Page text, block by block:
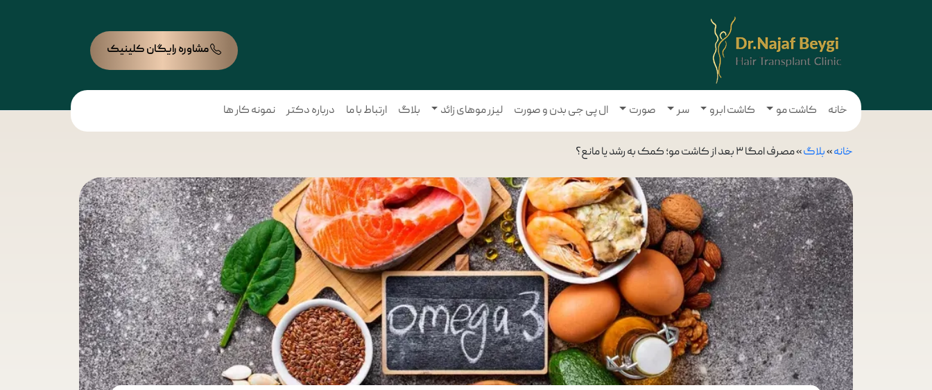
مشاوره رایگان کلینیک
خانه کاشت مو کاشت ابرو سر صورت ال پی جی بدن و صورت لیزر موهای زائد بلاگ ارتباط با ما درباره دکتر نمونه کار ها
خانه»بلاگ»مصرف امگا ۳ بعد از کاشت مو؛ کمک به رشد یا مانع؟